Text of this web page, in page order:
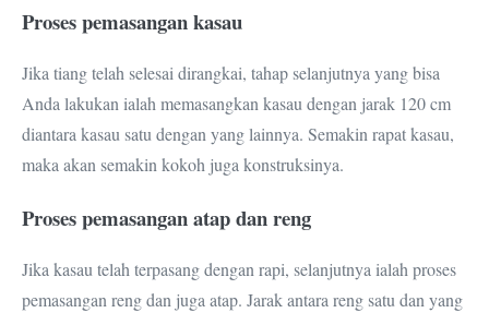
Proses pemasangan kasau
Jika tiang telah selesai dirangkai, tahap selanjutnya yang bisa
Anda lakukan ialah memasangkan kasau dengan jarak 120 cm
diantara kasau satu dengan yang lainnya. Semakin rapat kasau,
maka akan semakin kokoh juga konstruksinya.
Proses pemasangan atap dan reng
Jika kasau telah terpasang dengan rapi, selanjutnya ialah proses
pemasangan reng dan juga atap. Jarak antara reng satu dan yang